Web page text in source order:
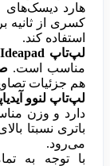
هارد دیسک‌های
کسری از ثانیه
استفاده کند.
لپ‌تاپ Lenovo Ideapad
مناسب است.
هم جزئیات
لپ‌تاپ لنوو
دارد و وزن
باتری نسبتا
می‌رود.
با توجه به